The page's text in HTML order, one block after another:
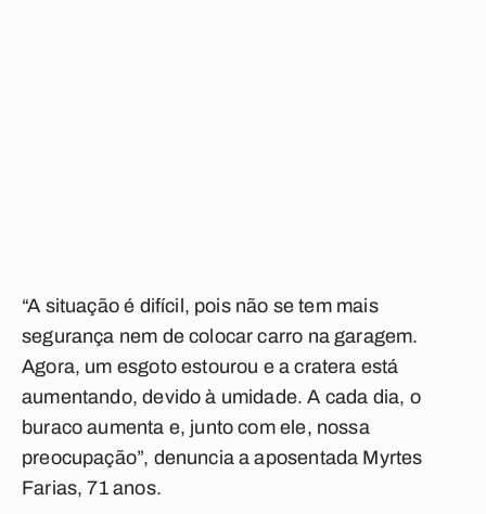
“A situação é difícil, pois não se tem mais
segurança nem de colocar carro na garagem.
Agora, um esgoto estourou e a cratera está
aumentando, devido à umidade. A cada dia, o
buraco aumenta e, junto com ele, nossa
preocupação”, denuncia a aposentada Myrtes
Farias, 71 anos.